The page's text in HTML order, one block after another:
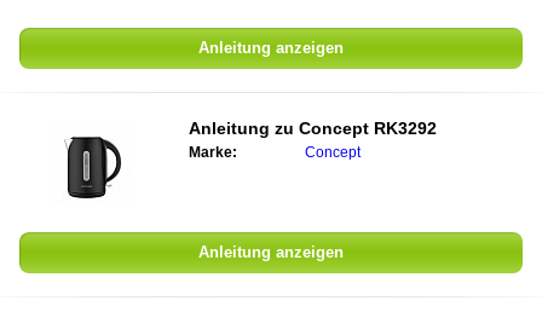
Anleitung anzeigen
Anleitung zu Concept RK3292
Marke: Concept
Anleitung anzeigen